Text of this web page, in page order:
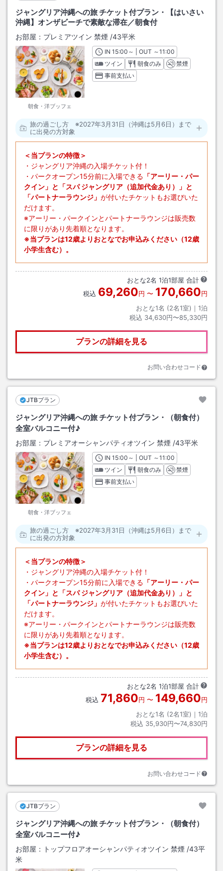
ジャングリア沖縄への旅 チケット付プラン・【はいさい
沖縄】オンザビーチで素敵な滞在／朝食付
お部屋： プレミアツイン 禁煙 /43平米
朝食・洋ブッフェ
INチェックイン
15:00 ～ | OUT チェックアウト
～11:00
ツイン
朝食のみ
禁煙
事前支払い
旅の過ごし方 ※2027年3月31日（沖縄は5月6日）まで
に出発の方対象
＜当プランの特徴＞
・ジャングリア沖縄の入場チケット付！
・パークオープン15分前に入場できる 「アーリー・パー
クイン」と「スパ ジャングリア（追加代金あり）」と
「パートナーラウンジ」 が付いたチケットもお選びいた
だけます。
※アーリー・パークインとパートナーラウンジは販売数
に限りがあり先着順となります。
※当プランは12歳よりおとなでお申込みください（12歳
小学生含む）。
おとな2名 1泊1部屋 合計
税込 69,260円 〜 170,660円
おとな1名 (2名1室)｜ 1泊
税込 34,630円〜85,330円
プランの詳細を見る
お問い合わせコード
JTBプラン
ジャングリア沖縄への旅 チケット付プラン・（朝食付）
全室バルコニー付♪
お部屋： プレミアオーシャンパティオツイン 禁煙 /43平米
朝食・洋ブッフェ
INチェックイン
15:00 ～ | OUT チェックアウト
～11:00
ツイン
朝食のみ
禁煙
事前支払い
旅の過ごし方 ※2027年3月31日（沖縄は5月6日）まで
に出発の方対象
＜当プランの特徴＞
・ジャングリア沖縄の入場チケット付！
・パークオープン15分前に入場できる 「アーリー・パー
クイン」と「スパ ジャングリア（追加代金あり）」と
「パートナーラウンジ」 が付いたチケットもお選びいた
だけます。
※アーリー・パークインとパートナーラウンジは販売数
に限りがあり先着順となります。
※当プランは12歳よりおとなでお申込みください（12歳
小学生含む）。
おとな2名 1泊1部屋 合計
税込 71,860円 〜 149,660円
おとな1名 (2名1室)｜ 1泊
税込 35,930円〜74,830円
プランの詳細を見る
お問い合わせコード
JTBプラン
ジャングリア沖縄への旅 チケット付プラン・（朝食付）
全室バルコニー付♪
お部屋： トップフロアオーシャンパティオツイン 禁煙 /43平
米